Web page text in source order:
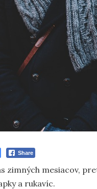
Share
zimných mesiacov,
a rukavíc.